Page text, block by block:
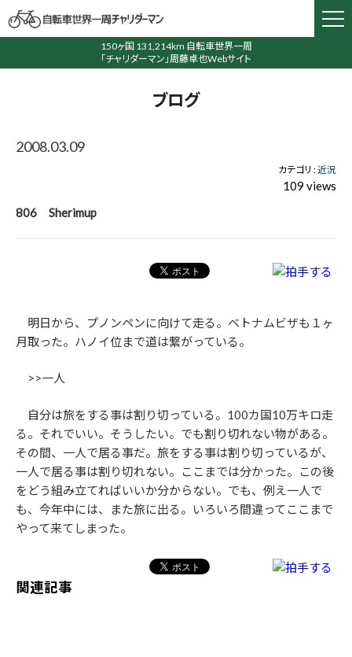
150ヶ国 131,214km 自転車世界一周
「チャリダーマン」周藤卓也Webサイト
ブログ
2008.03.09
カテゴリ :近況
109 views
806 Sherimup
明日から、プノンペンに向けて走る。ベトナムビザも１ヶ
月取った。ハノイ位まで道は繋がっている。
>>一人
自分は旅をする事は割り切っている。100カ国10万キロ走
る。それでいい。そうしたい。でも割り切れない物がある。
その間、一人で居る事だ。旅をする事は割り切っているが、
一人で居る事は割り切れない。ここまでは分かった。この後
をどう組み立てればいいか分からない。でも、例え一人で
も、今年中には、また旅に出る。いろいろ間違ってここまで
やって来てしまった。
関連記事